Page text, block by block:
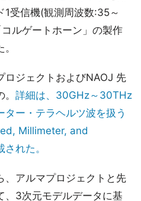
1受信機(観測周波数:35～
ルゲートホーン」の製作
ロジェクトおよびNAOJ 先
詳細は、30GHz～30THz
ー・テラヘルツ波を扱う
Millimeter, and
れた。
、アルマプロジェクトと先
、3次元モデルデータに基